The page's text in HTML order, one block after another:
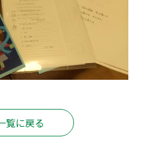
覧に戻る